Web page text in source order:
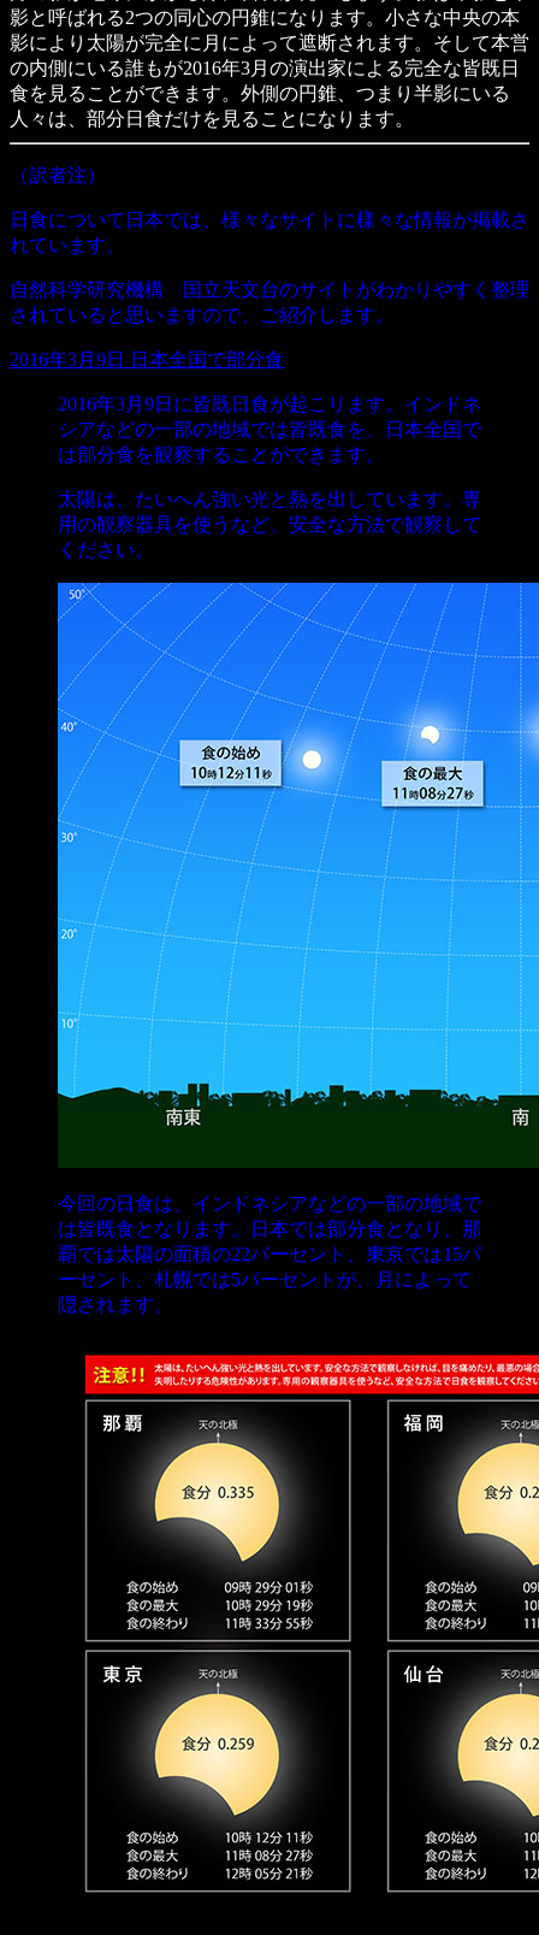
影と呼ばれる2つの同心の円錐になります。小さな中央の本
影により太陽が完全に月によって遮断されます。そして本営
の内側にいる誰もが2016年3月の演出家による完全な皆既日
食を見ることができます。外側の円錐、つまり半影にいる
人々は、部分日食だけを見ることになります。
（訳者注）
日食について日本では、様々なサイトに様々な情報が掲載さ
れています。
自然科学研究機構 国立天文台のサイトがわかりやすく整理
されていると思いますので、ご紹介します。
2016年3月9日 日本全国で部分食
2016年3月9日に皆既日食が起こります。インドネ
シアなどの一部の地域では皆既食を、日本全国で
は部分食を観察することができます。
太陽は、たいへん強い光と熱を出しています。専
用の観察器具を使うなど、安全な方法で観察して
ください。
今回の日食は、インドネシアなどの一部の地域で
は皆既食となります。日本では部分食となり、那
覇では太陽の面積の22パーセント、東京では15パ
ーセント、札幌では5パーセントが、月によって
隠されます。